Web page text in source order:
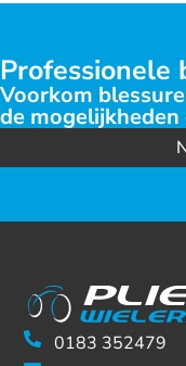
Professionele
Voorkom
de mogelijkheden
0183 352479